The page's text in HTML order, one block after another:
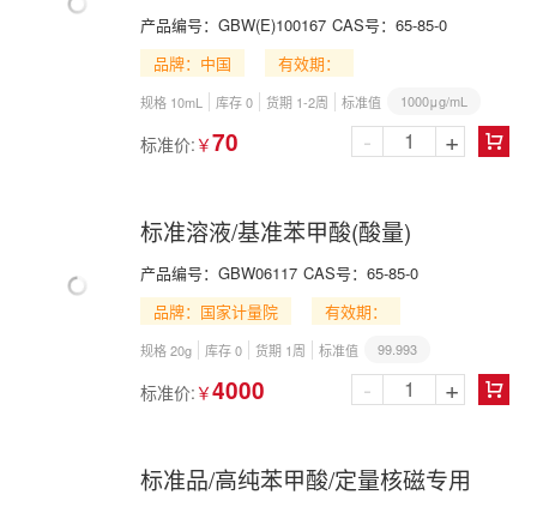
产品编号： GBW(E)100167 CAS号： 65-85-0
品牌：中国
有效期：
规格 10mL 库存 0 货期 1-2周 标准值 1000μg/mL
标准价: ￥70 
- +
标准溶液/基准苯甲酸(酸量)
产品编号： GBW06117 CAS号： 65-85-0
品牌：国家计量院
有效期：
规格 20g 库存 0 货期 1周 标准值 99.993
标准价: ￥4000 
- +
标准品/高纯苯甲酸/定量核磁专用